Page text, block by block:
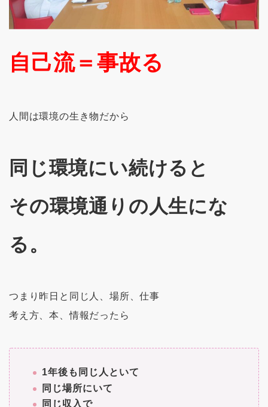
自己流＝事故る
人間は環境の生き物だから
同じ環境にい続けると
その環境通りの人生にな
る。
つまり昨日と同じ人、場所、仕事
考え方、本、情報だったら
1年後も同じ人といて
同じ場所にいて
同じ収入で